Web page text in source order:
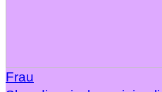
Frau